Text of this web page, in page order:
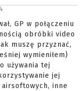
GP w połączeniu
obróbki video
muszę przyznać,
wymieniłem)
używania tej
jej
inne